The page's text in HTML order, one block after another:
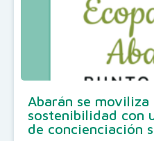
Abarán se moviliza
sostenibilidad con
de concienciación